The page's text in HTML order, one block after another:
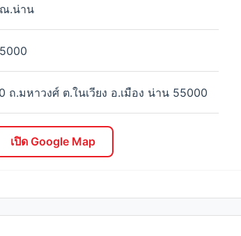
.น่าน
ถ.มหาวงศ์ ต.ในเวียง อ.เมือง น่าน 55000
เปิด Google Map